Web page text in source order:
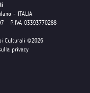
- ITALIA
- P.IVA 03393770288
Culturali ©2026
privacy